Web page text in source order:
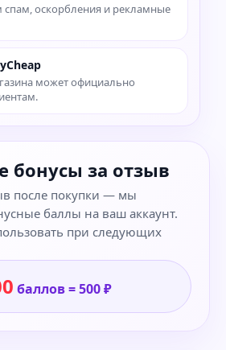
оскорбления и рекламные
может официально
бонусы за отзыв
после покупки — мы
баллы на ваш аккаунт.
при следующих
баллов = 500 ₽